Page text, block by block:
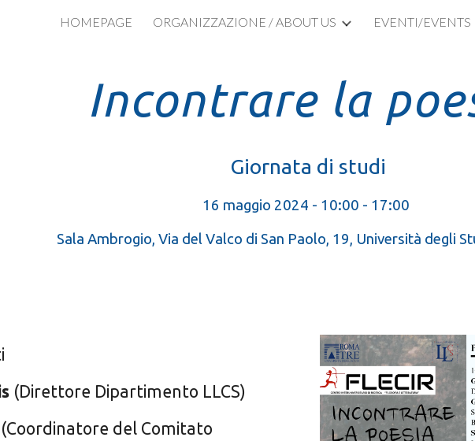
Skip to main content Skip to
HOMEPAGE ORGANIZZAZIONE / ABOUT US EVENTI/EVENTS
Incontrare la
Giornata di studi
16 maggio 2024 - 1 0:00 - 1 7:00
Sala Ambrogio, Via del Valco di San Paolo, 19, Università degli
(Direttore Dipartimento LLCS)
(Coordinatore del Comitato